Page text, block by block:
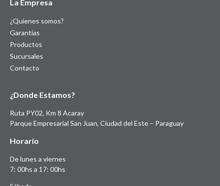
La Empresa
¿Quienes somos?
Garantías
Productos
Sucursales
Contacto
¿Donde Estamos?
Ruta PY02, Km 8 Acaray
Parque Empresarial San Juan, Ciudad del Este – Paraguay
Horario
De lunes a viernes
7: 00hs a 17: 00hs